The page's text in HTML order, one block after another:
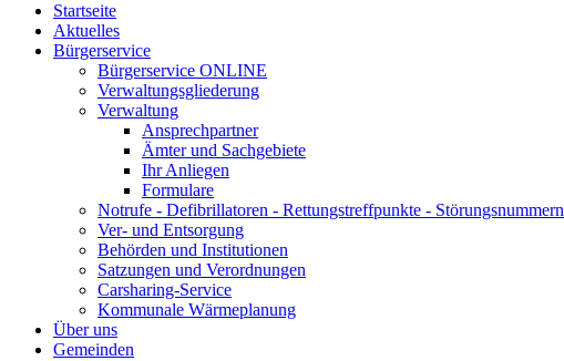
Startseite
Aktuelles
Bürgerservice
Bürgerservice ONLINE
Verwaltungsgliederung
Verwaltung
Ansprechpartner
Ämter und Sachgebiete
Ihr Anliegen
Formulare
Notrufe - Defibrillatoren - Rettungstreffpunkte - Störungsnummern
Ver- und Entsorgung
Behörden und Institutionen
Satzungen und Verordnungen
Carsharing-Service
Kommunale Wärmeplanung
Über uns
Gemeinden